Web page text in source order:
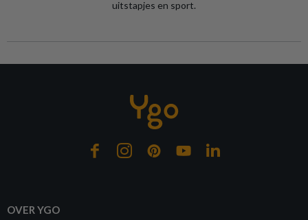
uitstapjes en sport.
OVER YGO